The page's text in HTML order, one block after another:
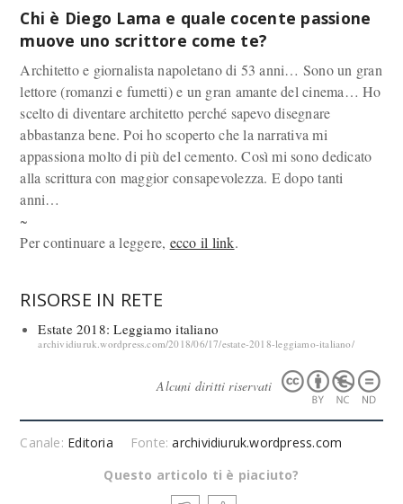
Chi è Diego Lama e quale cocente passione
muove uno scrittore come te?
Architetto e giornalista napoletano di 53 anni… Sono un gran
lettore (romanzi e fumetti) e un gran amante del cinema… Ho
scelto di diventare architetto perché sapevo disegnare
abbastanza bene. Poi ho scoperto che la narrativa mi
appassiona molto di più del cemento. Così mi sono dedicato
alla scrittura con maggior consapevolezza. E dopo tanti
anni…
~
Per continuare a leggere, ecco il link.
RISORSE IN RETE
Estate 2018: Leggiamo italiano
archividiuruk.wordpress.com/2018/06/17/estate-2018-leggiamo-italiano/
Alcuni diritti riservati
Canale: Editoria Fonte:archividiuruk.wordpress.com
Questo articolo ti è piaciuto?